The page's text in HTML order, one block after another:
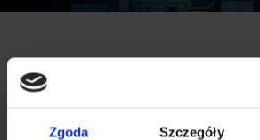
Zgoda Szczegóły